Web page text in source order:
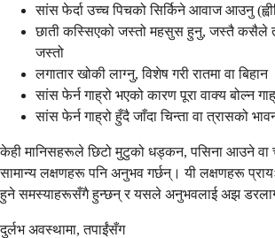
सांस फेर्दा उच्च पिचको सिर्किने आवाज आउनु
छाती कस्सिएको जस्तो महसुस हुनु, जस्तै कसैले
जस्तो
लगातार खोकी लाग्नु, विशेष गरी रातमा वा बिहान
सांस फेर्न गाह्रो भएको कारण पूरा वाक्य बोल्न
सांस फेर्न गाह्रो हुँदै जाँदा चिन्ता वा त्रासको
केही मानिसहरूले छिटो मुटुको धड्कन, पसिना आउने
सामान्य लक्षणहरू पनि अनुभव गर्छन्। यी लक्षणहरू
हुने समस्याहरूसँगै हुन्छन् र यसले अनुभवलाई अझ
दुर्लभ अवस्थामा, तपाईंसँग